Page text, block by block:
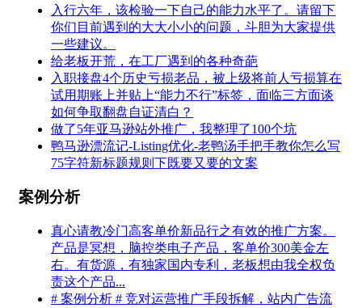
入行六年，该检验一下自己的能力水平了。请留下
你们目前遇到的大大小小的问题，斗胆为大家提供
一些建议。
给老板开荒，在工厂遇到的各种奇葩
入职接盘4个历史亏损老品，被上级将前人亏损算在
试用期账上并贴上“能力不行”标签，面临三方面谈
如何争取翻盘自证清白？
做了5年亚马逊站外推广，我整理了100个坑
鸭马逊漂流记-Listing优化-老鸭汤手把手教你怎么写
75字符新标题规则下既要又要的文案
案例分析
真心请教冷门高客单价新品行之有效的推广方案。
产品是冥想，脑控类电子产品，客单价300美金左
右。有货源，有独家国内专利，老板想由我全权负
责这个产品...
# 案例分析 # 竞对运营推广手段拆解，站内广告流